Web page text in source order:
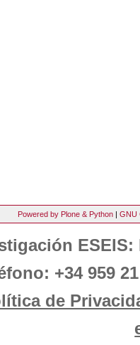
Powered by Plone & Python | GNU
+34 959
de